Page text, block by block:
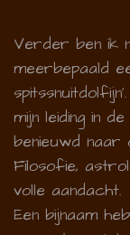
Verder ben ik
meerbepaald
mijn leiding in
benieuwd naar
Filosofie,
volle aandacht.
Een bijnaam